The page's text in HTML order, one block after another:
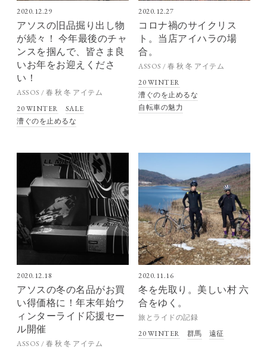
2020.12.29
アソスの旧品掘り出し物
が続々！ 今年最後のチャ
ンスを掴んで、皆さま良
いお年をお迎えくださ
い！
ASSOS / 春 秋 冬 アイテム
20 WINTER
SALE
漕ぐのを止めるな
2020.12.27
コロナ禍のサイクリス
ト。当店アイハラの場
合。
ASSOS / 春 秋 冬 アイテム
20 WINTER
漕ぐのを止めるな
自転車の魅力
2020.12.18
アソスの冬の名品がお買
い得価格に！年末年始ウ
ィンターライド応援セー
ル開催
ASSOS / 春 秋 冬 アイテム
2020.11.16
冬を先取り。美しい村 六
合をゆく。
旅とライドの記録
20 WINTER
群馬 遠征